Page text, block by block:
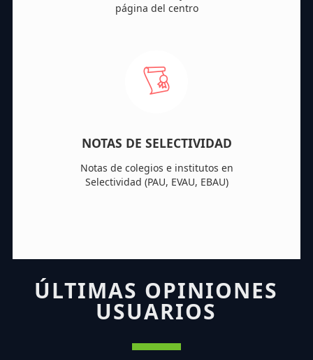
página del centro
NOTAS DE SELECTIVIDAD
Notas de colegios e institutos en
Selectividad (PAU, EVAU, EBAU)
ÚLTIMAS OPINIONES
USUARIOS